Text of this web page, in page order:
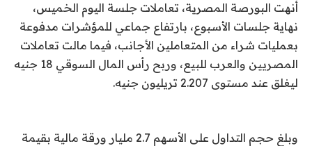
أنهت البورصة المصرية، تعاملات جلسة اليوم الخميس،
نهاية جلسات الأسبوع، بارتفاع جماعي للمؤشرات مدفوعة
بعمليات شراء من المتعاملين الأجانب، فيما مالت تعاملات
المصريين والعرب للبيع، وربح رأس المال السوقي 18 جنيه
ليغلق عند مستوى 2.207 تريليون جنيه.
وبلغ حجم التداول على الأسهم 2.7 مليار ورقة مالية بقيمة